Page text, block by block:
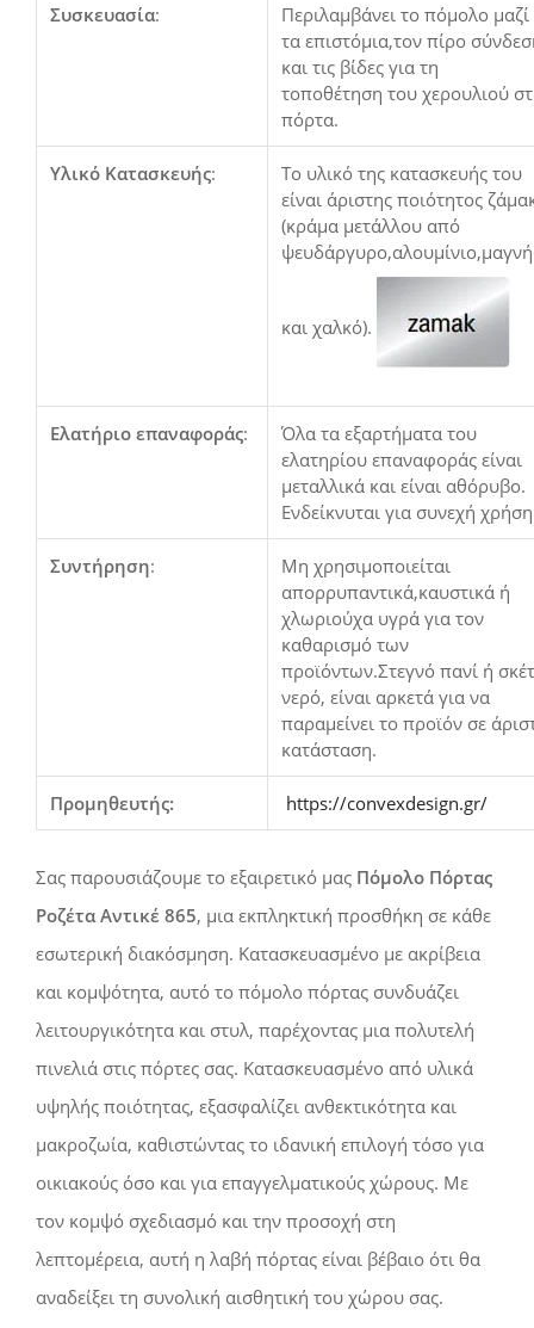
Συσκευασία:
Περιλαμβάνει το πόμολο μαζί
τα επιστόμια,τον πίρο
και τις βίδες για τη
τοποθέτηση του χερουλιού
πόρτα.
Υλικό Κατασκευής:
Το υλικό της κατασκευής του
είναι άριστης ποιότητος
(κράμα μετάλλου από
και χαλκό).
Ελατήριο επαναφοράς:
Όλα τα εξαρτήματα του
ελατηρίου επαναφοράς είναι
μεταλλικά και είναι αθόρυβο.
Ενδείκνυται για συνεχή
Συντήρηση:
Μη χρησιμοποιείται
απορρυπαντικά,καυστικά ή
χλωριούχα υγρά για τον
καθαρισμό των
προϊόντων.Στεγνό πανί ή
νερό, είναι αρκετά για να
παραμείνει το προϊόν σε
κατάσταση.
Προμηθευτής: https://convexdesign.gr/
Σας παρουσιάζουμε το εξαιρετικό μας Πόμολο Πόρτας
Ροζέτα Αντικέ 865, μια εκπληκτική προσθήκη σε κάθε
εσωτερική διακόσμηση. Κατασκευασμένο με ακρίβεια
και κομψότητα, αυτό το πόμολο πόρτας συνδυάζει
λειτουργικότητα και στυλ, παρέχοντας μια πολυτελή
πινελιά στις πόρτες σας. Κατασκευασμένο από υλικά
υψηλής ποιότητας, εξασφαλίζει ανθεκτικότητα και
μακροζωία, καθιστώντας το ιδανική επιλογή τόσο για
οικιακούς όσο και για επαγγελματικούς χώρους. Με
τον κομψό σχεδιασμό και την προσοχή στη
λεπτομέρεια, αυτή η λαβή πόρτας είναι βέβαιο ότι θα
αναδείξει τη συνολική αισθητική του χώρου σας.